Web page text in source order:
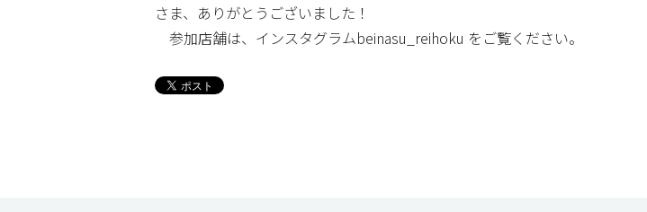
さま、ありがとうございました！
参加店舗は、インスタグラムbeinasu_reihoku をご覧ください。